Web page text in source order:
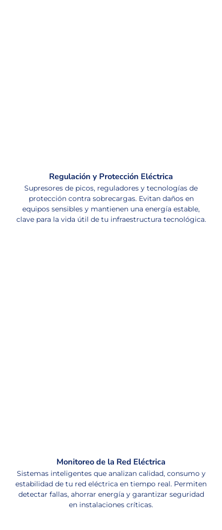
Regulación y Protección Eléctrica
Supresores de picos, reguladores y tecnologías de
protección contra sobrecargas. Evitan daños en
equipos sensibles y mantienen una energía estable,
clave para la vida útil de tu infraestructura tecnológica.
Monitoreo de la Red Eléctrica
Sistemas inteligentes que analizan calidad, consumo y
estabilidad de tu red eléctrica en tiempo real. Permiten
detectar fallas, ahorrar energía y garantizar seguridad
en instalaciones críticas.